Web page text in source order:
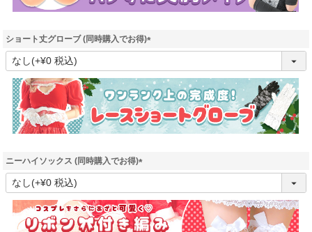
ショート丈グローブ (同時購入でお得)
(
須
)
ニーハイソックス (同時購入でお得)
(
須
)